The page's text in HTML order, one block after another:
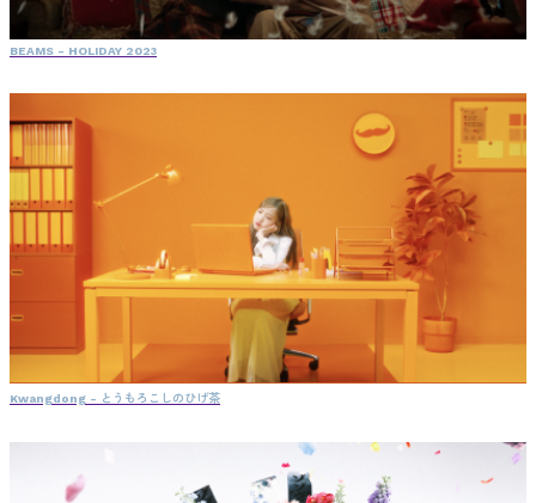
BEAMS - HOLIDAY 2023
Kwangdong - とうもろこしのひげ茶